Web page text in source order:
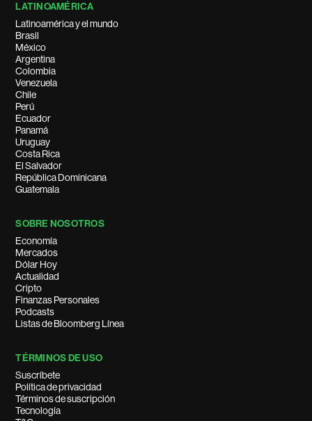
LATINOAMÉRICA
Latinoamérica y el mundo
Brasil
México
Argentina
Colombia
Venezuela
Chile
Perú
Ecuador
Panamá
Uruguay
Costa Rica
El Salvador
República Dominicana
Guatemala
SOBRE NOSOTROS
Economía
Mercados
Dólar Hoy
Actualidad
Cripto
Finanzas Personales
Podcasts
Listas de Bloomberg Línea
TÉRMINOS DE USO
Suscríbete
Política de privacidad
Términos de suscripción
Tecnología